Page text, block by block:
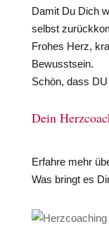
Damit Du Dich
selbst
Frohes Herz,
Bewusstsein.
Schön, dass
Dein
Erfahre mehr
Was bringt es